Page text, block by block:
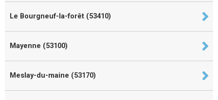
Le Bourgneuf-la-forêt (53410)
Mayenne (53100)
Meslay-du-maine (53170)